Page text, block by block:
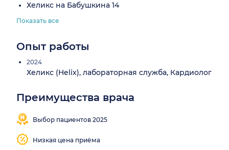
Хеликс на Бабушкина 14
Показать все
Опыт работы
2024
Хеликс (Helix), лабораторная служба, Кардиолог
Преимущества врача
Выбор пациентов 2025
Низкая цена приёма